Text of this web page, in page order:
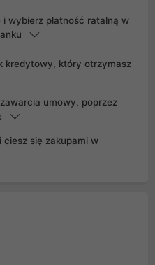
i wybierz płatność ratalną w
kredytowy, który otrzymasz
umowy, poprzez
ciesz się zakupami w